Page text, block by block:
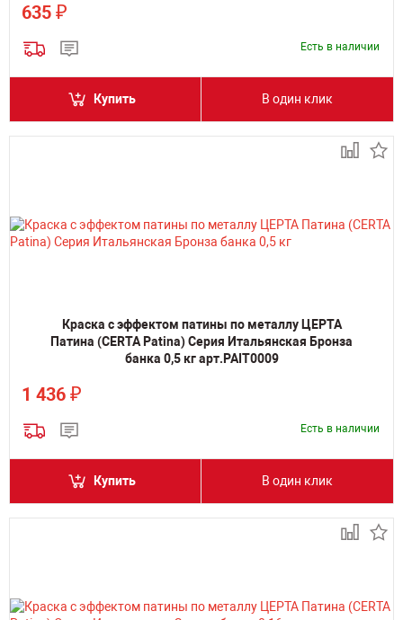
635 ₽
Есть в наличии
Купить В один клик
Краска с эффектом патины по металлу ЦЕРТА
Патина (CERTA Patina) Серия Итальянская Бронза
банка 0,5 кг арт.PAIT0009
1 436 ₽
Есть в наличии
Купить В один клик